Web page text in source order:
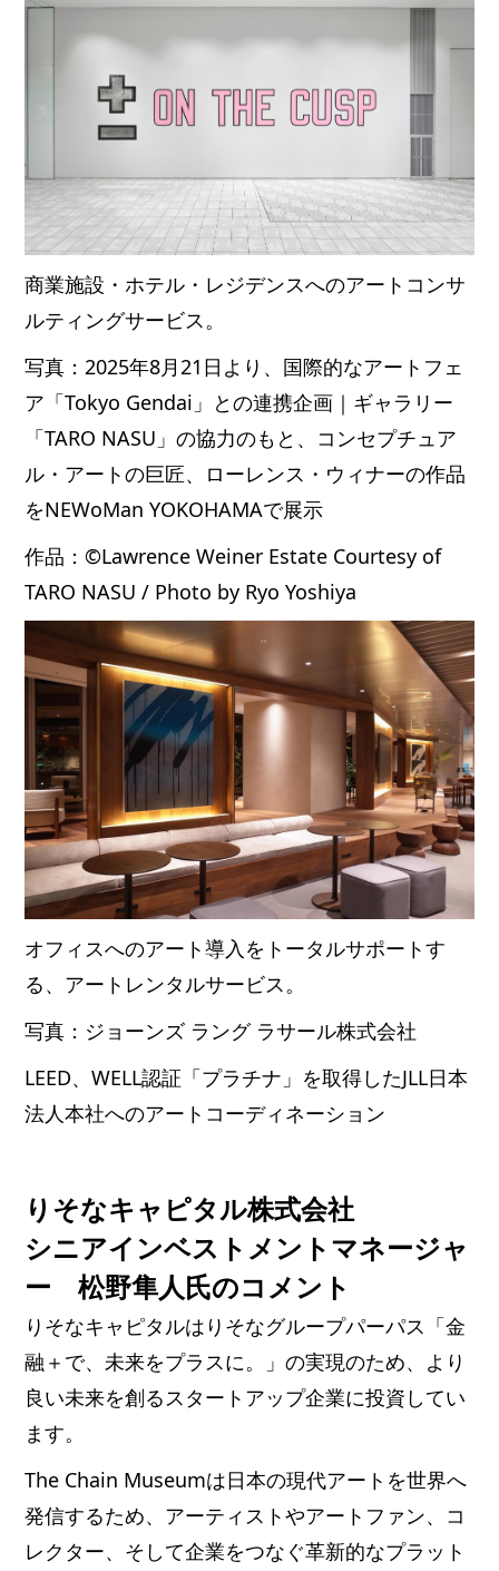
商業施設・ホテル・レジデンスへのアートコンサ
ルティングサービス。
写真：2025年8月21日より、国際的なアートフェ
ア「Tokyo Gendai」との連携企画｜ギャラリー
「TARO NASU」の協力のもと、コンセプチュア
ル・アートの巨匠、ローレンス・ウィナーの作品
をNEWoMan YOKOHAMAで展示
作品：©Lawrence Weiner Estate Courtesy of
TARO NASU / Photo by Ryo Yoshiya
オフィスへのアート導入をトータルサポートす
る、アートレンタルサービス。
写真：ジョーンズ ラング ラサール株式会社
LEED、WELL認証「プラチナ」を取得したJLL日本
法人本社へのアートコーディネーション
りそなキャピタル株式会社
シニアインベストメントマネージャ
ー 松野隼人氏のコメント
りそなキャピタルはりそなグループパーパス「金
融＋で、未来をプラスに。」の実現のため、より
良い未来を創るスタートアップ企業に投資してい
ます。
The Chain Museumは日本の現代アートを世界へ
発信するため、アーティストやアートファン、コ
レクター、そして企業をつなぐ革新的なプラット